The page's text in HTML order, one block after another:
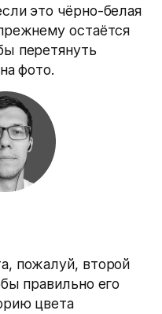
это чёрно-белая
остаётся
перетянуть
фото.
пожалуй, второй
правильно его
цвета